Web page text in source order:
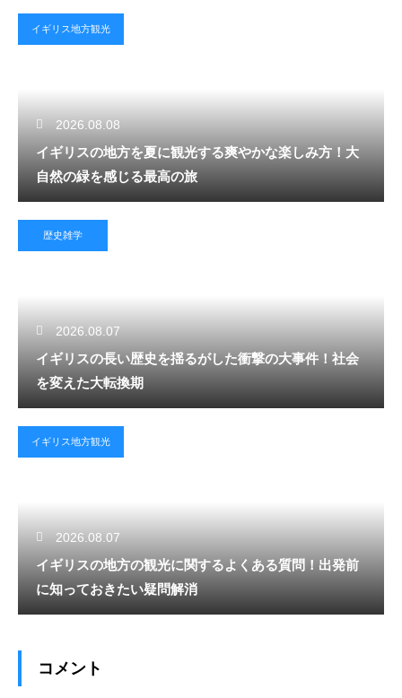
イギリス地方観光
2026.08.08
イギリスの地方を夏に観光する爽やかな楽しみ方！大
自然の緑を感じる最高の旅
歴史雑学
2026.08.07
イギリスの長い歴史を揺るがした衝撃の大事件！社会
を変えた大転換期
イギリス地方観光
2026.08.07
イギリスの地方の観光に関するよくある質問！出発前
に知っておきたい疑問解消
コメント